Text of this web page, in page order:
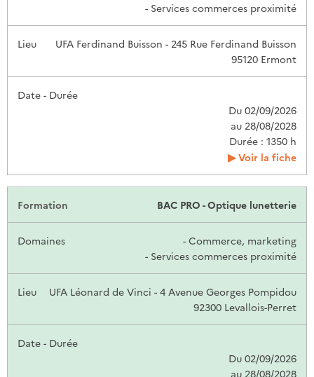
- Services commerces proximité
UFA Ferdinand Buisson - 245 Rue Ferdinand Buisson
95120 Ermont
Du 02/09/2026
au 28/08/2028
Durée : 1350 h
Voir la fiche
BAC PRO - Optique lunetterie
- Commerce, marketing
- Services commerces proximité
UFA Léonard de Vinci - 4 Avenue Georges Pompidou
92300 Levallois-Perret
Du 02/09/2026
au 28/08/2028